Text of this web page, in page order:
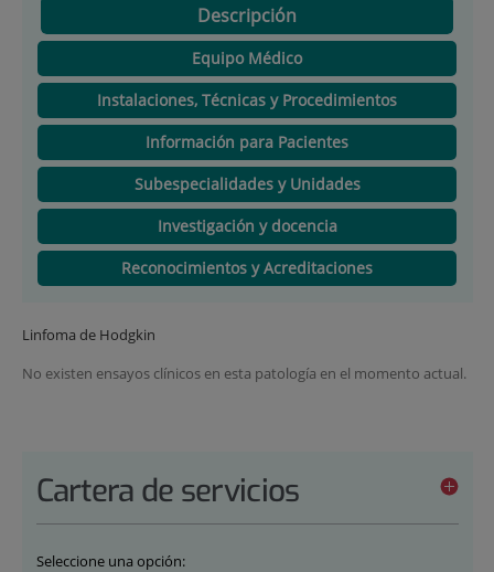
Descripción
Equipo Médico
Instalaciones, Técnicas y Procedimientos
Información para Pacientes
Subespecialidades y Unidades
Investigación y docencia
Reconocimientos y Acreditaciones
Linfoma de Hodgkin
No existen ensayos clínicos en esta patología en el momento actual.
Cartera de servicios
Seleccione una opción: